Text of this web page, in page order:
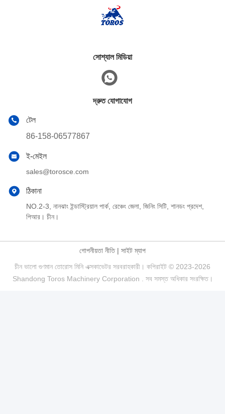
সোশ্যাল মিডিয়া
দ্রুত যোগাযোগ
টেল
86-158-06577867
ই-মেইল
sales@torosce.com
ঠিকানা
NO.2-3, নানঝাং ইন্ডাস্ট্রিয়াল পার্ক, রেঞ্চেং জেলা, জিনিং সিটি, শানডং প্রদেশ,
পিআর। চীন।
গোপনীয়তা নীতি| সাইট ম্যাপ
চীন ভালো গুণমান তোরোস মিনি এক্সকাভেটর সরবরাহকারী। কপিরাইট © 2023-2026
Shandong Toros Machinery Corporation . সব সমস্ত অধিকার সংরক্ষিত।